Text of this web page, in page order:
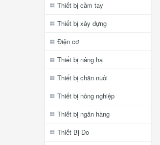
Thiết bị cầm tay
Thiết bị xây dựng
Điện cơ
Thiết bị nâng hạ
Thiết bị chăn nuôi
Thiết bị nông nghiệp
Thiết bị ngân hàng
Thiết Bị Đo